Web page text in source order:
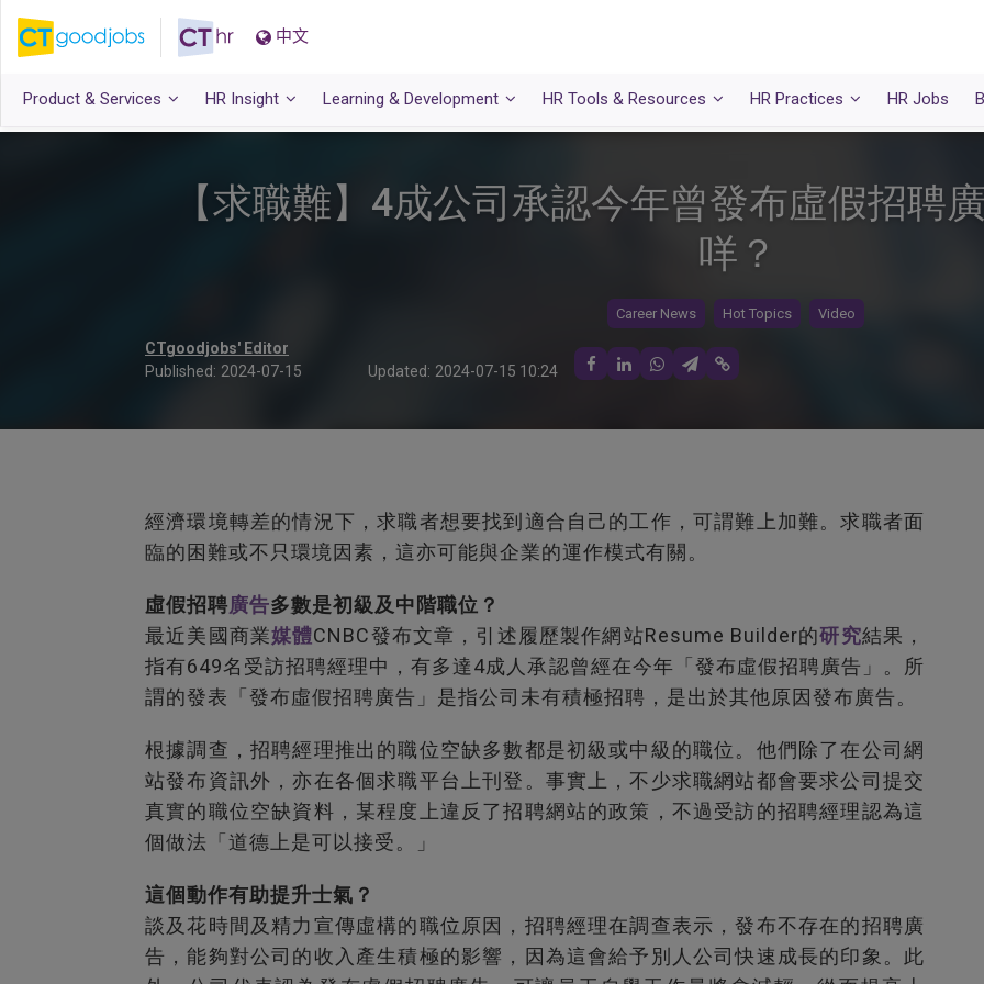
中文
Product & Services HR Insight Learning & Development HR Tools & Resources HR Practices HR Jobs
【求職難】4成公司承認今年曾發布虛假招聘
咩？
Career News Hot Topics Video
CTgoodjobs' Editor
Published: 2024-07-15 Updated: 2024-07-15 10:24
經濟環境轉差的情況下，求職者想要找到適合自己的工作，可謂難上加難。求職者面
臨的困難或不只環境因素，這亦可能與企業的運作模式有關。
虛假招聘廣告多數是初級及中階職位？
最近美國商業媒體CNBC發布文章，引述履歷製作網站Resume Builder的研究結果，
指有649名受訪招聘經理中，有多達4成人承認曾經在今年「發布虛假招聘廣告」。所
謂的發表「發布虛假招聘廣告」是指公司未有積極招聘，是出於其他原因發布廣告。
根據調查，招聘經理推出的職位空缺多數都是初級或中級的職位。他們除了在公司網
站發布資訊外，亦在各個求職平台上刊登。事實上，不少求職網站都會要求公司提交
真實的職位空缺資料，某程度上違反了招聘網站的政策，不過受訪的招聘經理認為這
個做法「道德上是可以接受。」
這個動作有助提升士氣？
談及花時間及精力宣傳虛構的職位原因，招聘經理在調查表示，發布不存在的招聘廣
告，能夠對公司的收入產生積極的影響，因為這會給予別人公司快速成長的印象。此